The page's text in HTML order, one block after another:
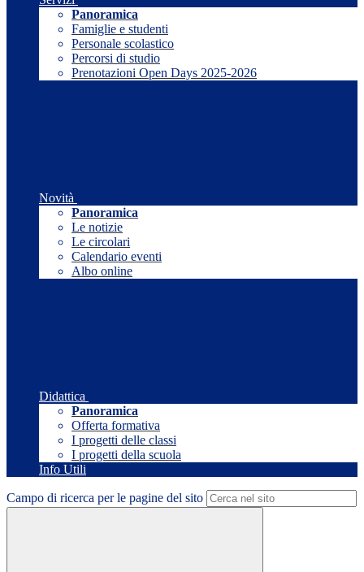
Panoramica
Famiglie e studenti
Personale scolastico
Percorsi di studio
Prenotazioni Open Days 2025-2026
Novità
Panoramica
Le notizie
Le circolari
Calendario eventi
Albo online
Didattica
Panoramica
Offerta formativa
I progetti delle classi
I progetti della scuola
Info Utili
Campo di ricerca per le pagine del sito